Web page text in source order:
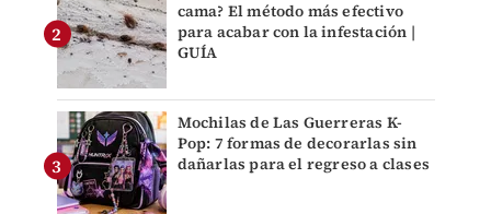
cama? El método más efectivo
para acabar con la infestación |
GUÍA
Mochilas de Las Guerreras K-
Pop: 7 formas de decorarlas sin
dañarlas para el regreso a clases